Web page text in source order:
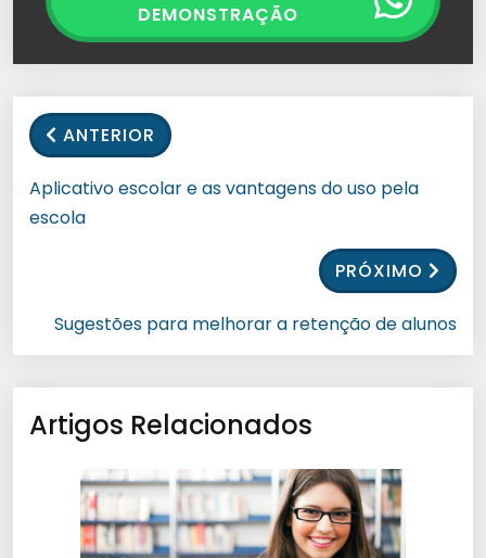
DEMONSTRAÇÃO
ANTERIOR
Aplicativo escolar e as vantagens do uso pela
escola
PRÓXIMO
Sugestões para melhorar a retenção de alunos
Artigos Relacionados